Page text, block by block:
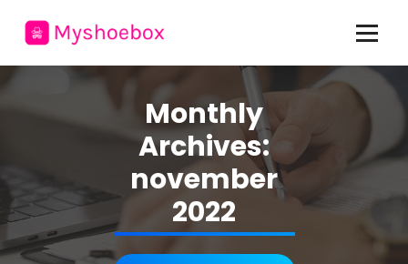
Monthly
Archives:
november
2022